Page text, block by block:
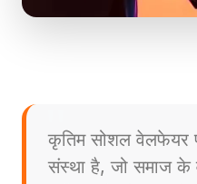
कृतिम सोशल वेलफेयर
संस्था है, जो समाज के